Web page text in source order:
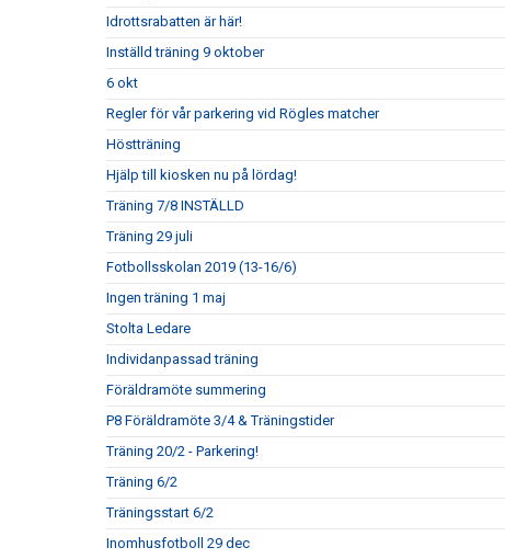
Idrottsrabatten är här!
Inställd träning 9 oktober
6 okt
Regler för vår parkering vid Rögles matcher
Höstträning
Hjälp till kiosken nu på lördag!
Träning 7/8 INSTÄLLD
Träning 29 juli
Fotbollsskolan 2019 (13-16/6)
Ingen träning 1 maj
Stolta Ledare
Individanpassad träning
Föräldramöte summering
P8 Föräldramöte 3/4 & Träningstider
Träning 20/2 - Parkering!
Träning 6/2
Träningsstart 6/2
Inomhusfotboll 29 dec